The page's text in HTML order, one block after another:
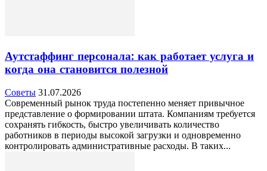
Аутстаффинг персонала: как работает услуга и
когда она становится полезной
Советы 31.07.2026
Современный рынок труда постепенно меняет привычное
представление о формировании штата. Компаниям требуется
сохранять гибкость, быстро увеличивать количество
работников в периоды высокой загрузки и одновременно
контролировать административные расходы. В таких...